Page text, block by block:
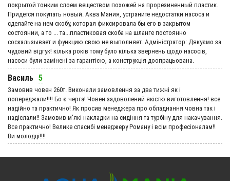
покрытой тонким слоем веществом похожей на прорезиненный пластик.
Придется покупать новый. Аква Мания, устраните недостатки насоса и
сделайте на нем скобу, которая фиксировала бы его в закрытом
состоянии, а то ... та...пластиковая скоба на шланге постоянно
соскальзывает и функцию свою не выполняет. Адмiнiстратор: Дякуємо за
чудовий вiдгук! кілька років тому було кілька звернень щодо насосів,
насоси були замінені за гарантією, а конструкція доопрацьована.
Василь 5
Замовив човен 260т. Виконали замовлення за два тижні як і
попереджали!!!! Бо є черга! Човен задоволений якістю виготовлення! все
надійно та практично! Як просив менеджера про обладнання човна так і
надіслали!! Замовив м'які накладки на сидіння та турбіну для накачування.
Все практично! Велике спасибі менеджеру Роману і всім професіоналам!!
Ви молодці!!!!